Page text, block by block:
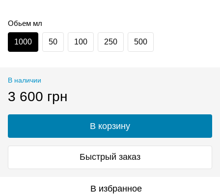
Обьем мл
1000 50 100 250 500
В наличии
3 600 грн
В корзину
Быстрый заказ
В избранное